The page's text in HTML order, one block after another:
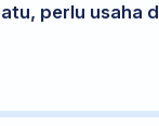
perlu usaha